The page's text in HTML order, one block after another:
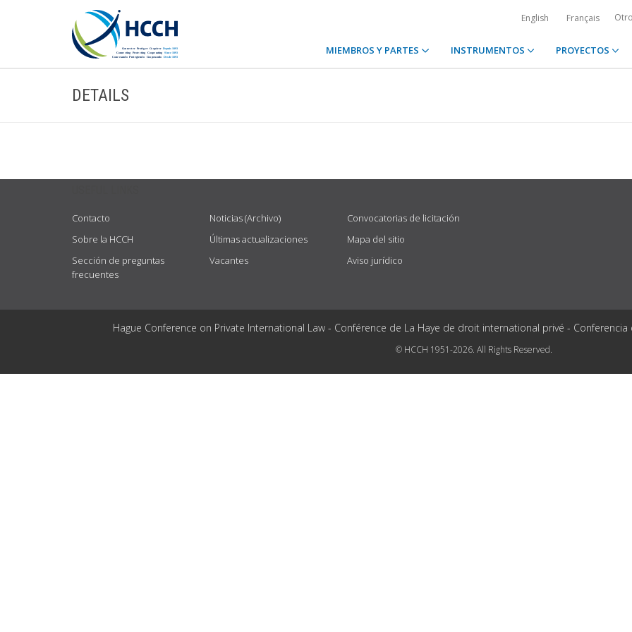
English Français
MIEMBROS Y PARTES INSTRUMENTOS PROYECTOS
DETAILS
Contacto
Sobre la HCCH
Sección de preguntas
frecuentes
Noticias (Archivo)
Últimas actualizaciones
Vacantes
Convocatorias de licitación
Mapa del sitio
Aviso jurídico
Hague Conference on Private International Law - Conférence de La Haye de droit international privé -
© HCCH 1951-2026. All Rights Reserved.